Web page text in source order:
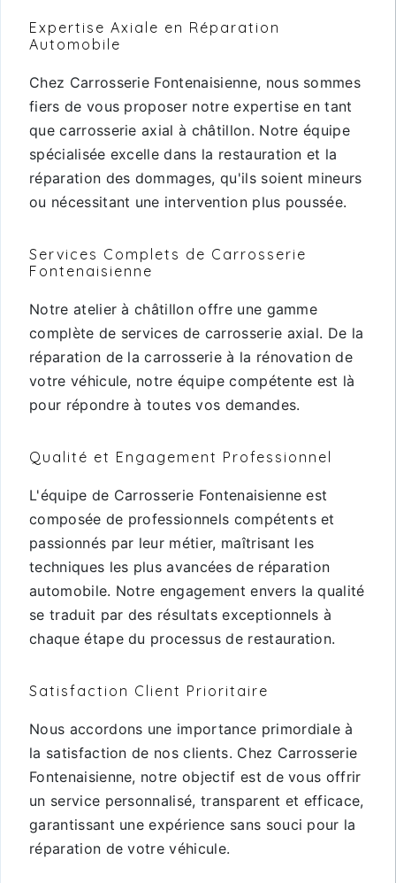
Expertise Axiale en Réparation
Automobile
Chez Carrosserie Fontenaisienne, nous sommes
fiers de vous proposer notre expertise en tant
que carrosserie axial à châtillon. Notre équipe
spécialisée excelle dans la restauration et la
réparation des dommages, qu'ils soient mineurs
ou nécessitant une intervention plus poussée.
Services Complets de Carrosserie
Fontenaisienne
Notre atelier à châtillon offre une gamme
complète de services de carrosserie axial. De la
réparation de la carrosserie à la rénovation de
votre véhicule, notre équipe compétente est là
pour répondre à toutes vos demandes.
Qualité et Engagement Professionnel
L'équipe de Carrosserie Fontenaisienne est
composée de professionnels compétents et
passionnés par leur métier, maîtrisant les
techniques les plus avancées de réparation
automobile. Notre engagement envers la qualité
se traduit par des résultats exceptionnels à
chaque étape du processus de restauration.
Satisfaction Client Prioritaire
Nous accordons une importance primordiale à
la satisfaction de nos clients. Chez Carrosserie
Fontenaisienne, notre objectif est de vous offrir
un service personnalisé, transparent et efficace,
garantissant une expérience sans souci pour la
réparation de votre véhicule.